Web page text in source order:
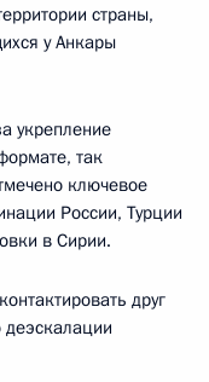
страны,
у Анкары
укрепление
так
ключевое
России, Турции
в Сирии.
друг
деэскалации